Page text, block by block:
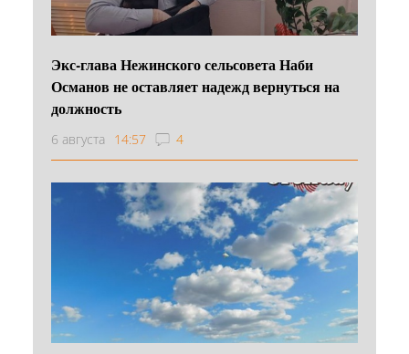
Экс-глава Нежинского сельсовета Наби
Османов не оставляет надежд вернуться на
должность
6 августа 14:57 4